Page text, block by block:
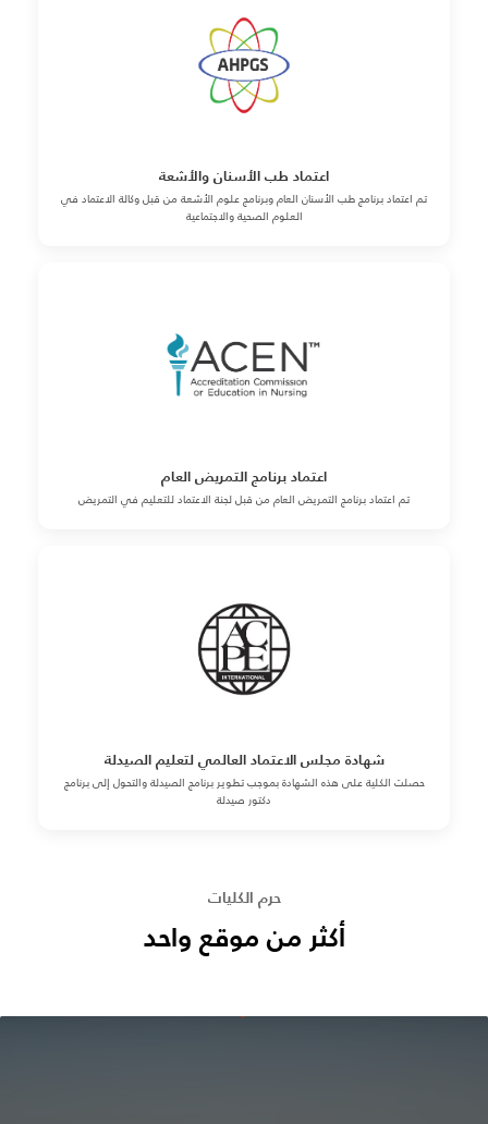
اعتماد طب الأسنان والأشعة
تم اعتماد برنامج طب الأسنان العام وبرنامج علوم الأشعة من قبل وكالة الاعتماد في
العلوم الصحية والاجتماعية
اعتماد برنامج التمريض العام
تم اعتماد برنامج التمريض العام من قبل لجنة الاعتماد للتعليم في التمريض
شهادة مجلس الاعتماد العالمي لتعليم الصيدلة
حصلت الكلية على هذه الشهادة بموجب تطوير برنامج الصيدلة والتحول إلى برنامج
دكتور صيدلة
حرم الكليات
أكثر من موقع واحد